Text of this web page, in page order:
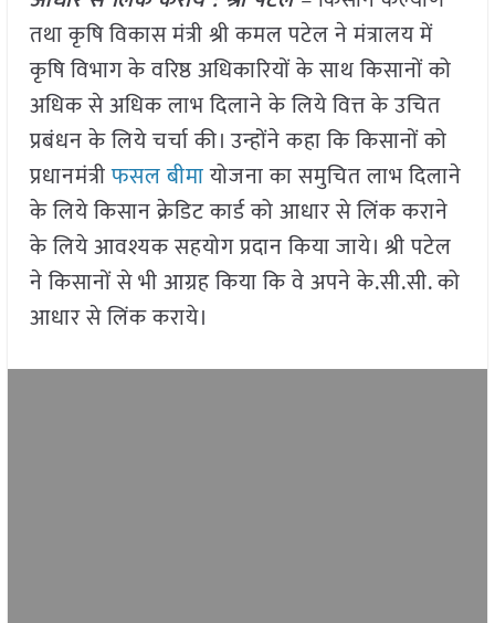
तथा कृषि विकास मंत्री श्री कमल पटेल ने मंत्रालय में
कृषि विभाग के वरिष्ठ अधिकारियों के साथ किसानों को
अधिक से अधिक लाभ दिलाने के लिये वित्त के उचित
प्रबंधन के लिये चर्चा की। उन्होंने कहा कि किसानों को
प्रधानमंत्रीफसल बीमायोजना का समुचित लाभ दिलाने
के लिये किसान क्रेडिट कार्ड को आधार से लिंक कराने
के लिये आवश्यक सहयोग प्रदान किया जाये। श्री पटेल
ने किसानों से भी आग्रह किया कि वे अपने के.सी.सी. को
आधार से लिंक कराये।